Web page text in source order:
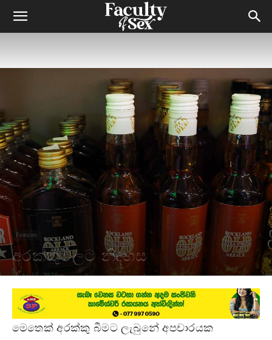
Features
අරක්කුවලට නිදහස
June 16, 2021
මෙතෙක් අරක්කු බීමට ලැබුනේ අපචාරයක